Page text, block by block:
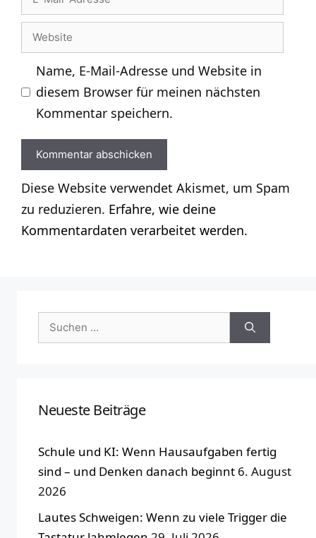
Mail-
Adresse
Website
Name, E-Mail-Adresse und Website in
diesem Browser für meinen nächsten
Kommentar speichern.
Diese Website verwendet Akismet, um Spam
zu reduzieren. Erfahre, wie deine
Kommentardaten verarbeitet werden.
Suchen
nach:
Neueste Beiträge
Schule und KI: Wenn Hausaufgaben fertig
sind – und Denken danach beginnt 6. August
2026
Lautes Schweigen: Wenn zu viele Trigger die